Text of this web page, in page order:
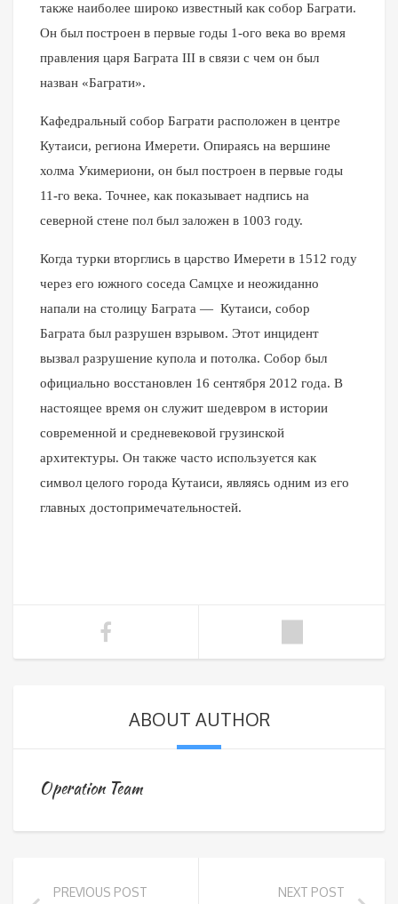
также наиболее широко известный как собор Баграти.
Он был построен в первые годы 1-ого века во время
правления царя Баграта III в связи с чем он был
назван «Баграти».
Кафедральный собор Баграти расположен в центре
Кутаиси, региона Имерети. Опираясь на вершине
холма Укимериони, он был построен в первые годы
11-го века. Точнее, как показывает надпись на
северной стене пол был заложен в 1003 году.
Когда турки вторглись в царство Имерети в 1512 году
через его южного соседа Самцхе и неожиданно
напали на столицу Баграта — Кутаиси, собор
Баграта был разрушен взрывом. Этот инцидент
вызвал разрушение купола и потолка. Собор был
официально восстановлен 16 сентября 2012 года. В
настоящее время он служит шедевром в истории
современной и средневековой грузинской
архитектуры. Он также часто используется как
символ целого города Кутаиси, являясь одним из его
главных достопримечательностей.
ABOUT AUTHOR
Operation Team
PREVIOUS POST NEXT POST